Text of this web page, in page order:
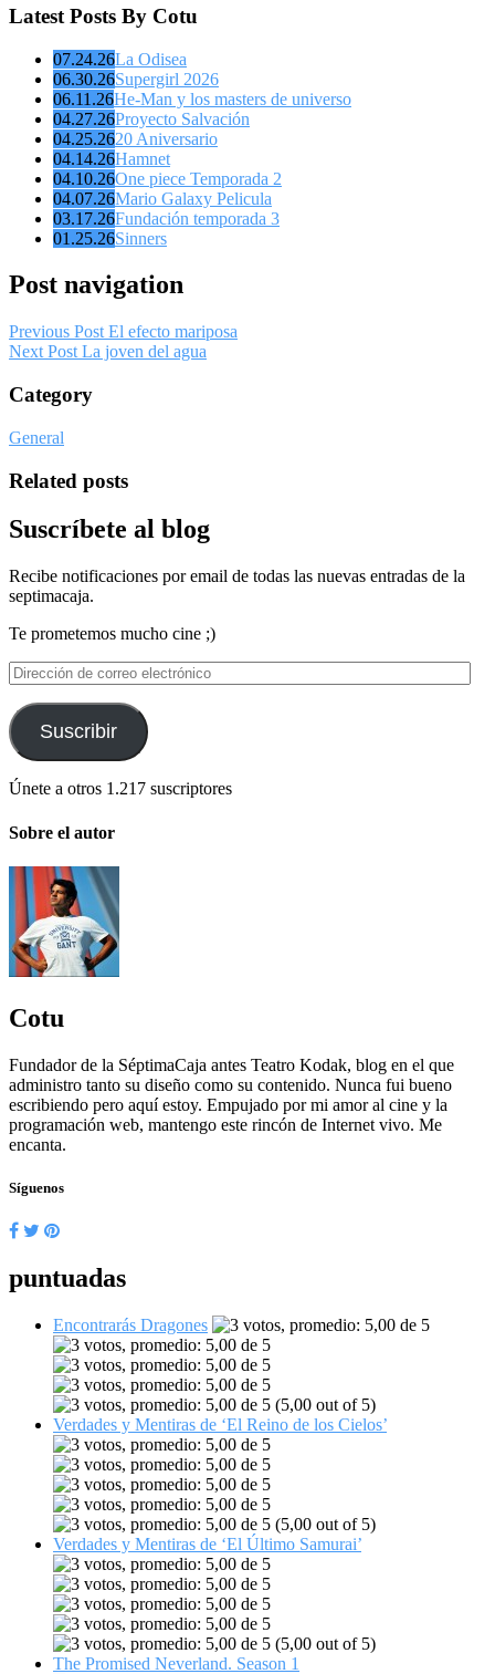
Latest Posts By Cotu
07.24.26La Odisea
06.30.26Supergirl 2026
06.11.26He-Man y los masters de universo
04.27.26Proyecto Salvación
04.25.2620 Aniversario
04.14.26Hamnet
04.10.26One piece Temporada 2
04.07.26Mario Galaxy Pelicula
03.17.26Fundación temporada 3
01.25.26Sinners
Post navigation
Previous Post El efecto mariposa
Next Post La joven del agua
Category
General
Related posts
Suscríbete al blog
Recibe notificaciones por email de todas las nuevas entradas de la
septimacaja.
Te prometemos mucho cine ;)
Dirección
de
correo
electrónico
Suscribir
Únete a otros 1.217 suscriptores
Sobre el autor
Cotu
Fundador de la SéptimaCaja antes Teatro Kodak, blog en el que
administro tanto su diseño como su contenido. Nunca fui bueno
escribiendo pero aquí estoy. Empujado por mi amor al cine y la
programación web, mantengo este rincón de Internet vivo. Me
encanta.
Síguenos
puntuadas
Encontrarás Dragones
(5,00 out of 5)
Verdades y Mentiras de ‘El Reino de los Cielos’
(5,00 out of 5)
Verdades y Mentiras de ‘El Último Samurai’
(5,00 out of 5)
The Promised Neverland. Season 1